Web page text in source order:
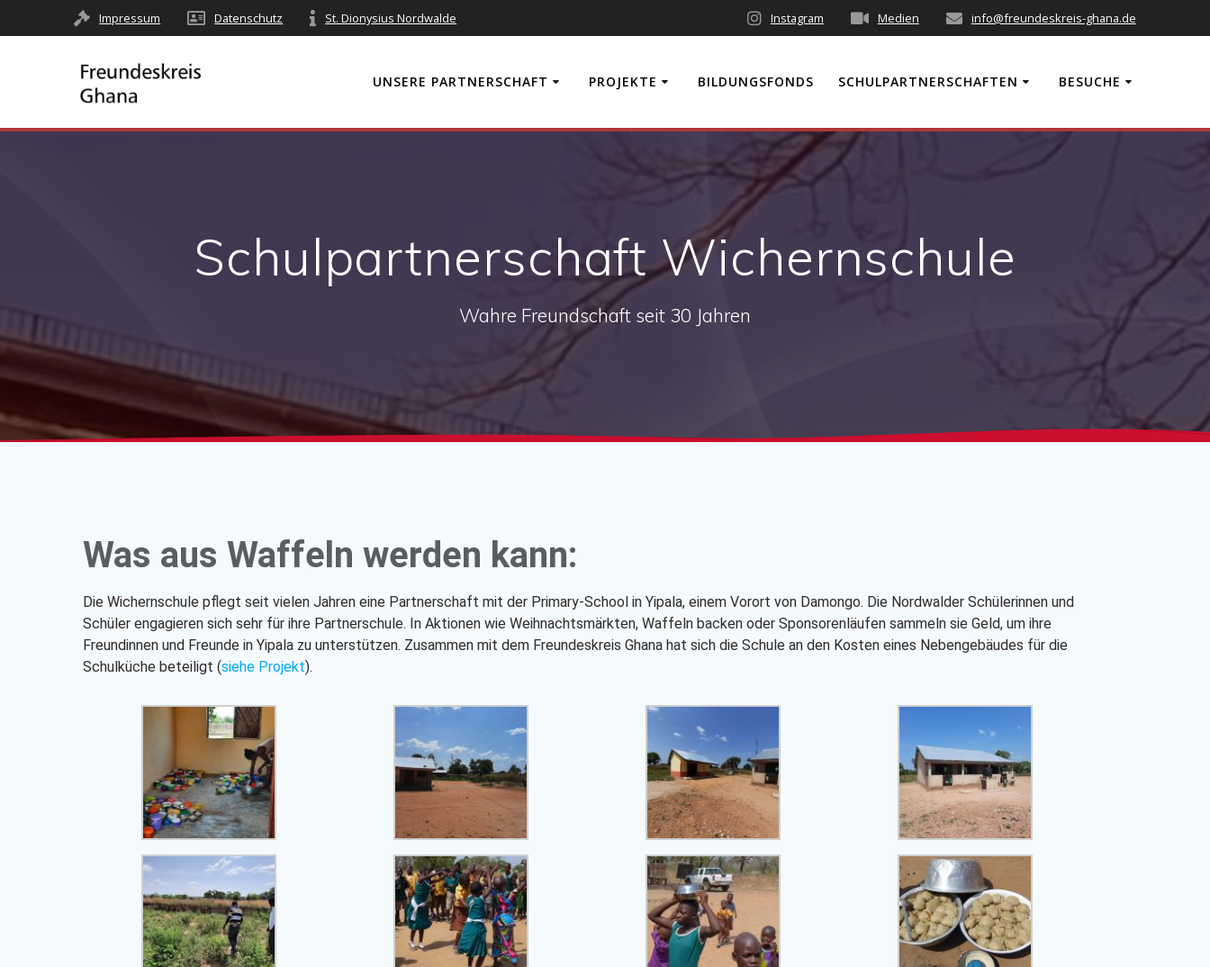
Impressum Datenschutz St. Dionysius Nordwalde Instagram Medien info@freundeskreis-ghana.de
UNSERE PARTNERSCHAFT PROJEKTE BILDUNGSFONDS SCHULPARTNERSCHAFTEN BESUCHE
Schulpartnerschaft Wichernschule
Wahre Freundschaft seit 30 Jahren
Was aus Waffeln werden kann:
Die Wichernschule pflegt seit vielen Jahren eine Partnerschaft mit der Primary-School in Yipala, einem Vorort von Damongo. Die Nordwalder Schülerinnen und
Schüler engagieren sich sehr für ihre Partnerschule. In Aktionen wie Weihnachtsmärkten, Waffeln backen oder Sponsorenläufen sammeln sie Geld, um ihre
Freundinnen und Freunde in Yipala zu unterstützen. Zusammen mit dem Freundeskreis Ghana hat sich die Schule an den Kosten eines Nebengebäudes für die
Schulküche beteiligt (siehe Projekt).